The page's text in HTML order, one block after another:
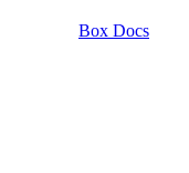
Box Docs